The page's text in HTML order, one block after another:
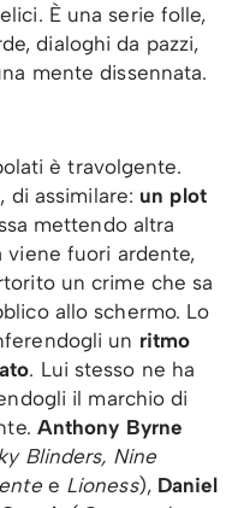
È una serie folle,
dialoghi da pazzi,
mente dissennata.
è travolgente.
di assimilare: un plot
mettendo altra
viene fuori ardente,
un crime che sa
allo schermo. Lo
un ritmo
. Lui stesso ne ha
il marchio di
Anthony Byrne
Blinders, Nine
e Lioness), Daniel